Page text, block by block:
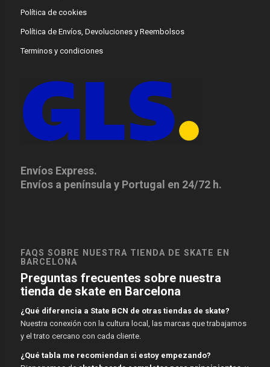
Política de cookies
Política de Envíos, Devoluciones y Reembolsos
Terminos y condiciones
Envíos Express.
Envíos a península y Portugal en 24/72 h.
FAQS SOBRE NUESTRA TIENDA DE SKATE EN
BARCELONA
Preguntas frecuentes sobre nuestra
tienda de skate en Barcelona
¿Qué diferencia a State BCN de otras tiendas de skate?
Nuestra conexión con la cultura local, las marcas que trabajamos
y el trato cercano con cada cliente.
¿Qué tabla me recomiendan si estoy empezando?